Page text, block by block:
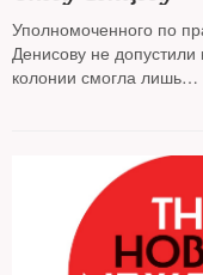
Уполномоченного по
Денисову не
колонии смогла лишь